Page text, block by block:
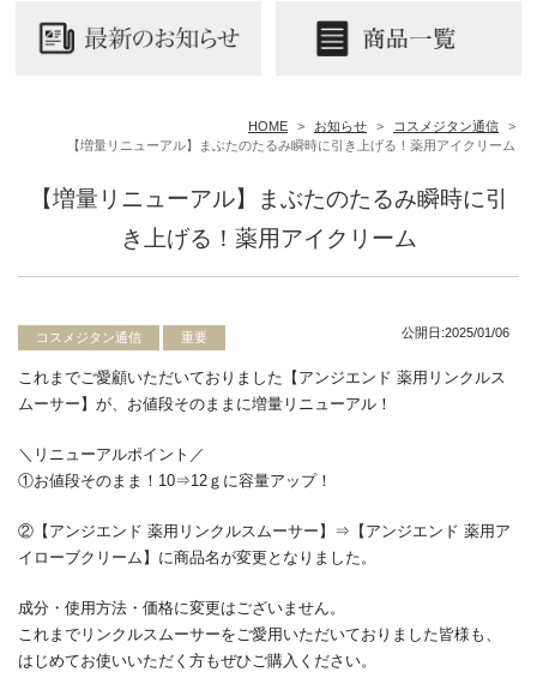
HOME > お知らせ > コスメジタン通信
>
【増量リニューアル】まぶたのたるみ瞬時に引き上げる！薬用アイクリーム
【増量リニューアル】まぶたのたるみ瞬時に引
き上げる！薬用アイクリーム
コスメジタン通信 重要 公開日:2025/01/06
これまでご愛顧いただいておりました【アンジエンド 薬用リンクルス
ムーサー】が、お値段そのままに増量リニューアル！
＼リニューアルポイント／
①お値段そのまま！10⇒12ｇに容量アップ！
②【アンジエンド 薬用リンクルスムーサー】⇒【アンジエンド 薬用ア
イローブクリーム】に商品名が変更となりました。
成分・使用方法・価格に変更はございません。
これまでリンクルスムーサーをご愛用いただいておりました皆様も、
はじめてお使いいただく方もぜひご購入ください。